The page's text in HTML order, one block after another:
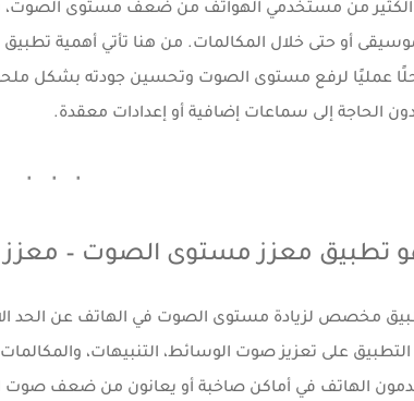
الكثير من مستخدمي الهواتف من ضعف مستوى الصوت،
أو حتى خلال المكالمات. من هنا تأتي أهمية
عمليًا لرفع مستوى الصوت وتحسين جودته بشكل
الحاجة إلى سماعات إضافية أو إعدادات معقدة.
تطبيق معزز مستوى الصوت –
مخصص لزيادة مستوى الصوت في الهاتف عن الحد
على تعزيز صوت الوسائط، التنبيهات،
الهاتف في أماكن صاخبة أو يعانون من ضعف صوت